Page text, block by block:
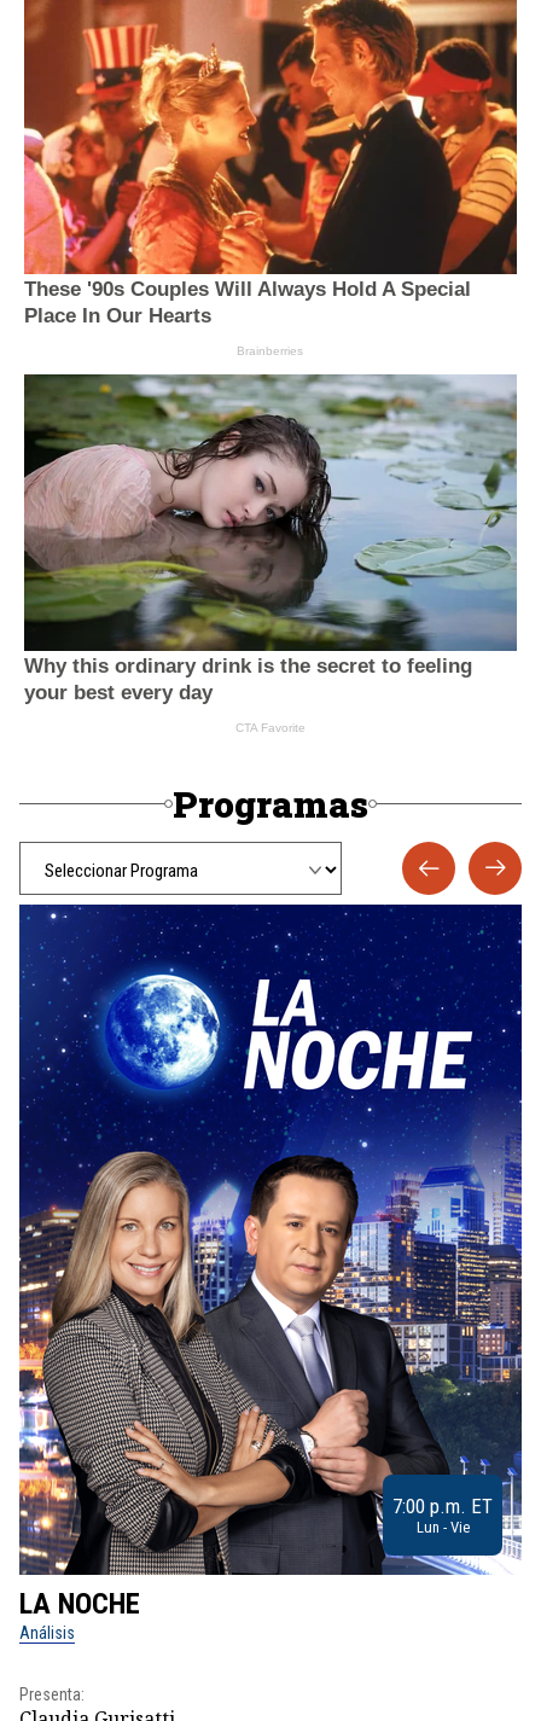
Programas
7:00 p.m. ET
Lun - Vie
LA NOCHE
Análisis
Presenta: